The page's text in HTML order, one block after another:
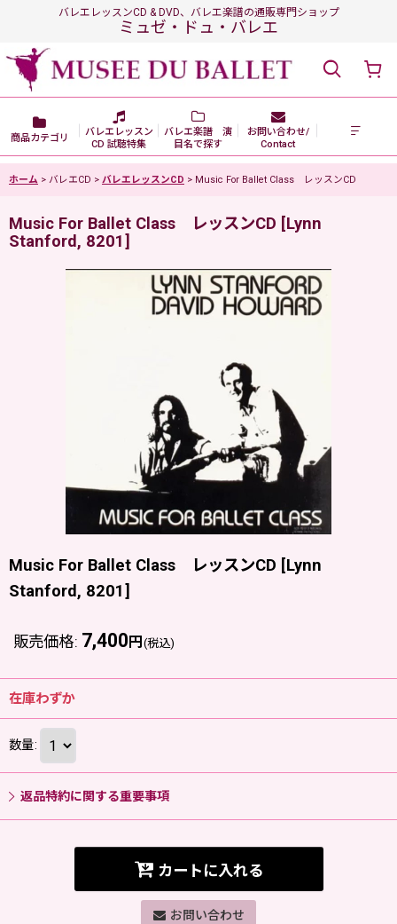
バレエレッスンCD & DVD、バレエ楽譜の通販専門ショップ
ミュゼ・ドュ・バレエ
商品カテゴリ
バレエレッスン
CD 試聴特集
バレエ楽譜 演
目名で探す
お問い合わせ/
Contact
ホーム > バレエCD > バレエレッスンCD > Music For Ballet Class レッスンCD
Music For Ballet Class レッスンCD [Lynn
Stanford, 8201]
Music For Ballet Class レッスンCD [Lynn
Stanford, 8201]
販売価格: 7,400 円 (税込)
在庫わずか
数量:
返品特約に関する重要事項
カートに入れる
お問い合わせ